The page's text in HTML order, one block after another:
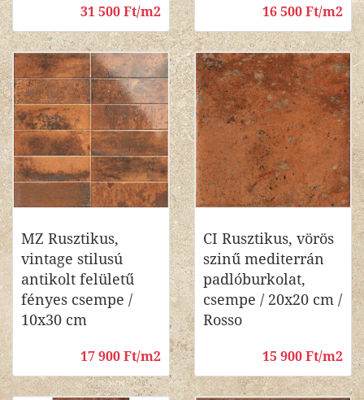
31 500 Ft/m2 16 500 Ft/m2
MZ Rusztikus,
vintage stilusú
antikolt felületű
fényes csempe /
10x30 cm
17 900 Ft/m2
CI Rusztikus, vörös
szinű mediterrán
padlóburkolat,
csempe / 20x20 cm /
Rosso
15 900 Ft/m2